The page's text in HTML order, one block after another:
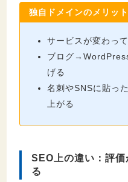
独自ドメインのメリット
サービスが変わっ
ブログ
げる
名刺やSNSに貼っ
上がる
SEO上の違い：評
る